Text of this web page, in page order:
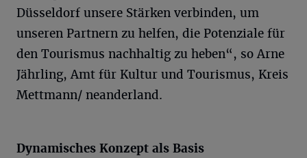
Düsseldorf unsere Stärken verbinden, um
unseren Partnern zu helfen, die Potenziale für
den Tourismus nachhaltig zu heben“, so Arne
Jährling, Amt für Kultur und Tourismus, Kreis
Mettmann/ neanderland.
Dynamisches Konzept als Basis